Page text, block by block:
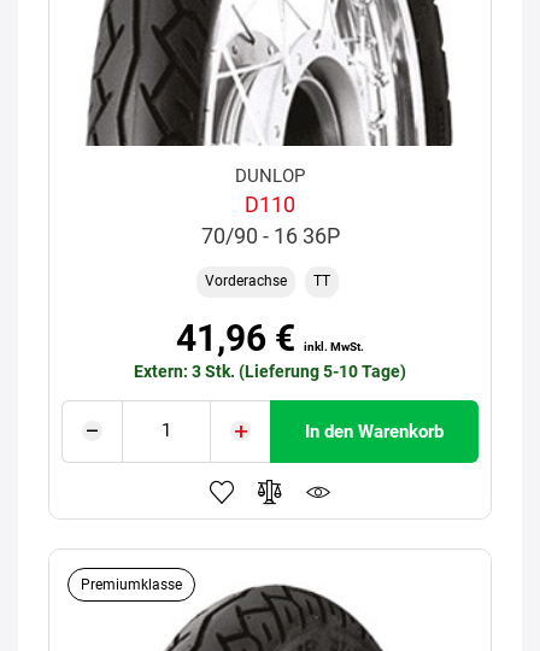
DUNLOP
D110
70/90 - 16 36P
Vorderachse TT
41,96 € inkl. MwSt.
Extern: 3 Stk. (Lieferung 5-10 Tage)
In den Warenkorb
Premiumklasse